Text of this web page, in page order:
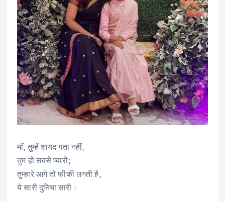
माँ, तुम्हें शायद पता नहीं,
तुम हो सबसे प्यारी;
तुम्हारे आगे तो फीकी लगती है,
ये सारी दुनिया सारी।